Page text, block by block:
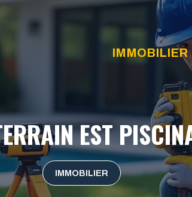
IMMOBILIER
EST
IMMOBILIER